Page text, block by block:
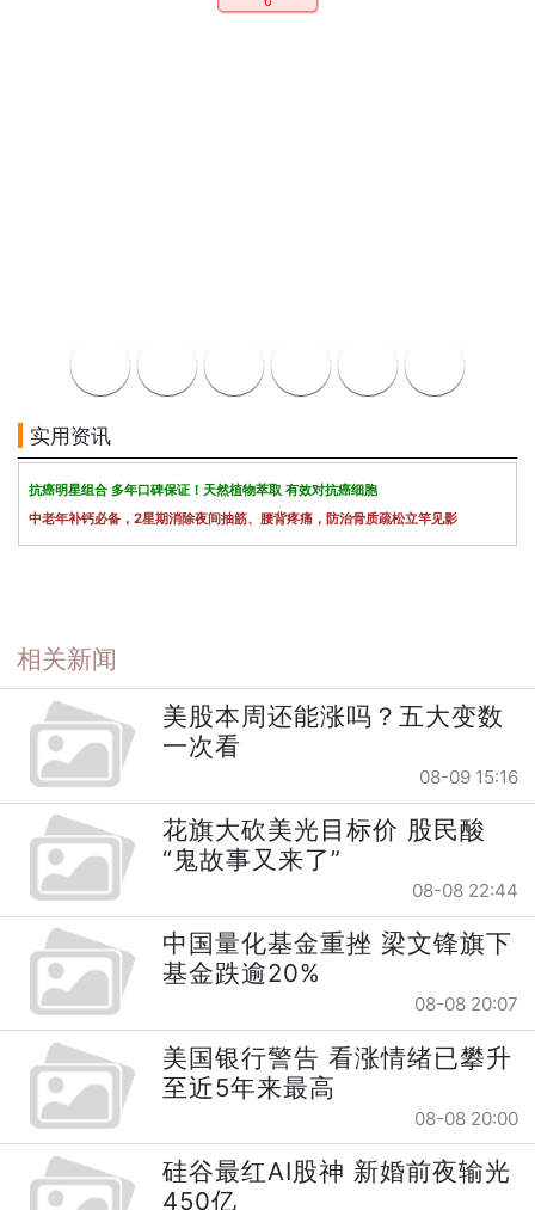
实用资讯
抗癌明星组合 多年口碑保证！天然植物萃取 有效对抗癌细胞
中老年补钙必备，2星期消除夜间抽筋、腰背疼痛，防治骨质疏松立竿见影
相关新闻
美股本周还能涨吗？五大变数
一次看
08-09 15:16
花旗大砍美光目标价 股民酸
“鬼故事又来了”
08-08 22:44
中国量化基金重挫 梁文锋旗下
基金跌逾20%
08-08 20:07
美国银行警告 看涨情绪已攀升
至近5年来最高
08-08 20:00
硅谷最红AI股神 新婚前夜输光
450亿